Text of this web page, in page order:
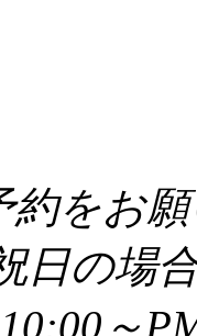
約をお
日の場
～